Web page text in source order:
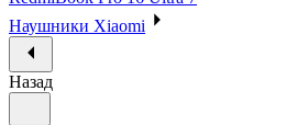
Наушники Xiaomi
Назад